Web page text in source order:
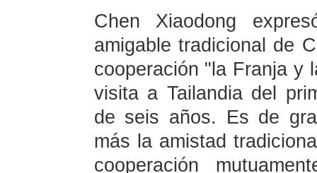
Chen Xiaodong
amigable tradicional de
cooperación "la Franja y
visita a Tailandia del
de seis años. Es de
más la amistad
cooperación